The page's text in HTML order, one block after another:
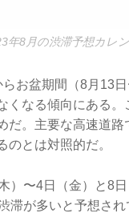
年8月の渋滞予想カレン
お盆期間（8月13
くなる傾向にある
だ。主要な高速道
のとは対照的だ。
）〜4日（金）と8
滞が多いと予想さ